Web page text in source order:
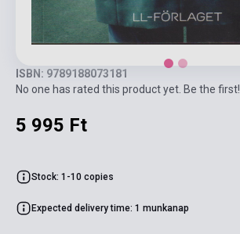
ISBN: 9789188073181
No one has rated this product yet. Be the first!
5 995 Ft
Stock: 1-10 copies
Expected delivery time: 1 munkanap